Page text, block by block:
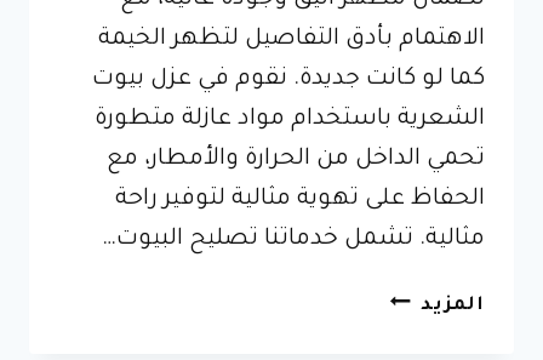
الاهتمام بأدق التفاصيل لتظهر الخيمة
كما لو كانت جديدة. نقوم في عزل بيوت
الشعرية باستخدام مواد عازلة متطورة
تحمي الداخل من الحرارة والأمطار، مع
الحفاظ على تهوية مثالية لتوفير راحة
مثالية. تشمل خدماتنا تصليح البيوت…
المزيد تصليح